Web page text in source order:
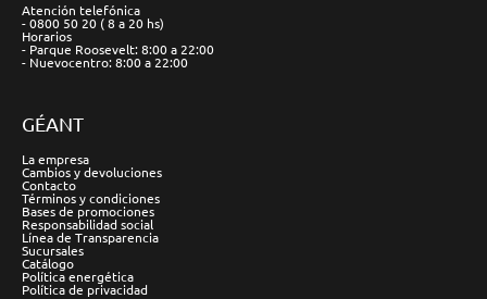
Atención telefónica
- 0800 50 20 ( 8 a 20 hs)
Horarios
- Parque Roosevelt: 8:00 a 22:00
- Nuevocentro: 8:00 a 22:00
GÉANT
La empresa
Cambios y devoluciones
Contacto
Términos y condiciones
Bases de promociones
Responsabilidad social
Línea de Transparencia
Sucursales
Catálogo
Política energética
Política de privacidad